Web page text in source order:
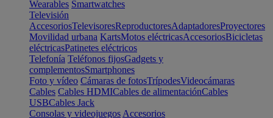
Wearables Smartwatches
Televisión
AccesoriosTelevisoresReproductoresAdaptadoresProyectores
Movilidad urbana KartsMotos eléctricasAccesoriosBicicletas
eléctricasPatinetes eléctricos
Telefonía Teléfonos fijosGadgets y
complementosSmartphones
Foto y vídeo Cámaras de fotosTrípodesVideocámaras
Cables Cables HDMICables de alimentaciónCables
USBCables Jack
Consolas y videojuegos Accesorios